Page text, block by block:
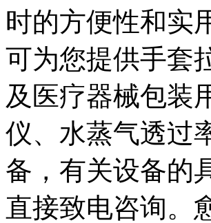
时的方便性和实
可为您提供手套
及医疗器械包装
仪、水蒸气透过
备，有关设备的
直接致电咨询。